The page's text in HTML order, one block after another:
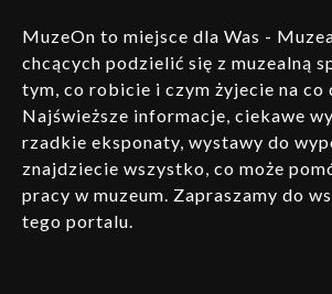
MuzeOn to miejsce dla Was -
chcących podzielić się z muzealną
tym, co robicie i czym żyjecie na co
Najświeższe informacje, ciekawe
rzadkie eksponaty, wystawy do
znajdziecie wszystko, co może
pracy w muzeum. Zapraszamy do
tego portalu.